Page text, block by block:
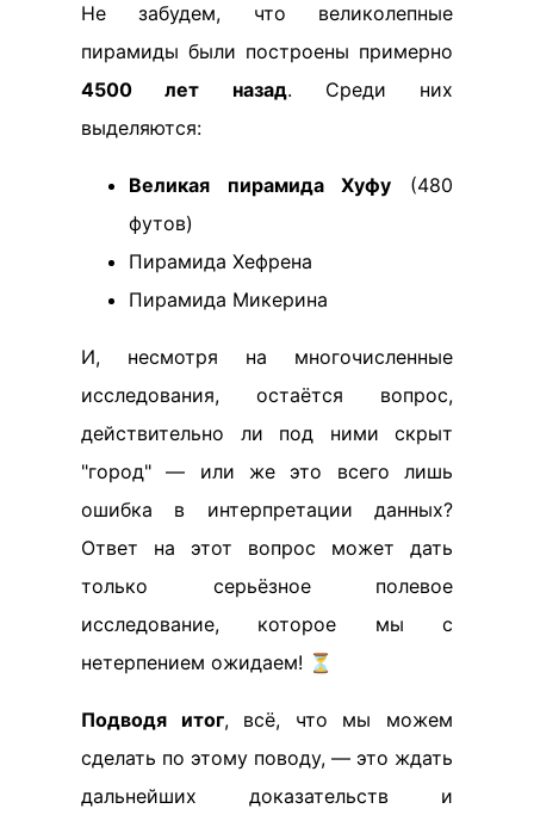
Не забудем, что великолепные
пирамиды были построены примерно
4500 лет назад. Среди них
выделяются:
Великая пирамида Хуфу (480
футов)
Пирамида Хефрена
Пирамида Микерина
И, несмотря на многочисленные
исследования, остаётся вопрос,
действительно ли под ними скрыт
"город" — или же это всего лишь
ошибка в интерпретации данных?
Ответ на этот вопрос может дать
только серьёзное полевое
исследование, которое мы с
нетерпением ожидаем! ⏳
Подводя итог, всё, что мы можем
сделать по этому поводу, — это ждать
дальнейших доказательств и